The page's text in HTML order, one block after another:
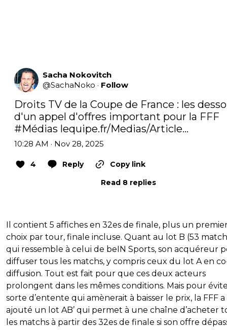
Sacha Nokovitch
@SachaNoko · Follow
Droits TV de la Coupe de France : les
#Médias lequipe.fr/Medias/Article…
10:28 AM · Nov 28, 2025
4 Reply
Copy link
Read 8 replies
Il contient 5 affiches en 32es de finale, plus un
choix par tour, finale incluse. Quant au lot B (53
qui ressemble à celui de beIN Sports, son acquéreur
diffuser tous les matchs, y compris ceux du lot A en
diffusion. Tout est fait pour que ces deux acteurs
prolongent dans les mêmes conditions. Mais pour
sorte d’entente qui amènerait à baisser le prix, la FFF a
ajouté un lot AB’ qui permet à une chaîne d’acheter
les matchs à partir des 32es de finale si son offre